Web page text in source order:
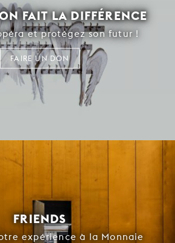
FAIT LA DIFFÉRENCE
et protégez son futur !
FAIRE UN DON
FRIENDS
expérience à la Monnaie